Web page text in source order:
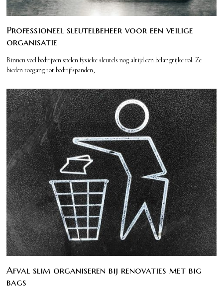
Professioneel sleutelbeheer voor een veilige
organisatie
Binnen veel bedrijven spelen fysieke sleutels nog altijd een belangrijke rol. Ze
bieden toegang tot bedrijfspanden,
Afval slim organiseren bij renovaties met big
bags